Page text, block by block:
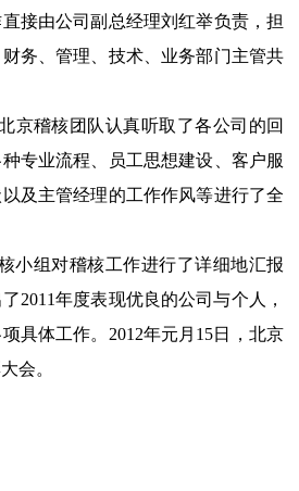
接由公司副总经理刘红举负责，担
务、管理、技术、业务部门主管共
京稽核团队认真听取了各公司的回
专业流程、员工思想建设、客户服
及主管经理的工作作风等进行了全
小组对稽核工作进行了详细地汇报
2011年度表现优良的公司与个人，
具体工作。2012年元月15日，北京
会。